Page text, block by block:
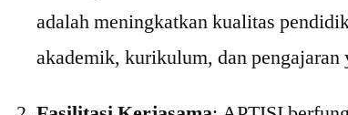
adalah meningkatkan kualitas
akademik, kurikulum, dan pengajaran